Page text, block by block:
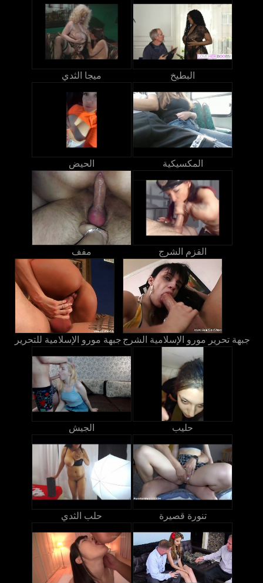
ميجا الثدي البطيخ
الحيض المكسيكية
مفف القزم الشرج
جبهة مورو الإسلامية للتحرير جبهة تحرير مورو الإسلامية الشرج
الجيش حليب
حلب الثدي تنورة قصيرة